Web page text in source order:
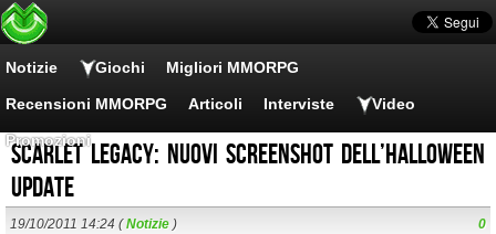
Notizie Giochi Migliori MMORPG
Recensioni MMORPG Articoli Interviste Video
Promozioni
Scarlet Legacy: nuovi screenshot dell’Halloween
update
19/10/2011 14:24 (Notizie ) 0